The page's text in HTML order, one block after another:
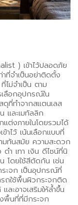
) เข้าไว้ปลอดภัย
ที่จำเป็นอย่าติดตั้ง
ไม่จำเป็น ตาม
ลือกอุปกรณ์ใน
ดุที่ทำจากสแตนเลส
และเมทัลลิก
แต่งภายในโดยรวมได้
าไว้ เน้นเลือกแบบที่
มทันสมัย ความสะดวก
ดำ เทา เงิน ดีไซน์ที่นิ
โดยใช้สีตัดกัน เช่น
ระจก เป็นอุปกรณ์ที่
ถใช้พื้นผิวกระจกติด
ะอาจเสริมให้ล้ำขึ้น
พื้นที่ที่มีกระจก